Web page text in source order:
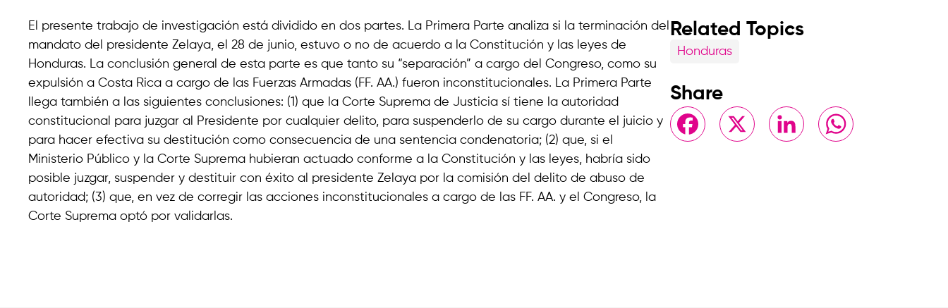
El presente trabajo de investigación está dividido en dos partes. La Primera Parte analiza si la terminación del
mandato del presidente Zelaya, el 28 de junio, estuvo o no de acuerdo a la Constitución y las leyes de
Honduras. La conclusión general de esta parte es que tanto su “separación” a cargo del Congreso, como su
expulsión a Costa Rica a cargo de las Fuerzas Armadas (FF. AA.) fueron inconstitucionales. La Primera Parte
llega también a las siguientes conclusiones: (1) que la Corte Suprema de Justicia sí tiene la autoridad
constitucional para juzgar al Presidente por cualquier delito, para suspenderlo de su cargo durante el juicio y
para hacer efectiva su destitución como consecuencia de una sentencia condenatoria; (2) que, si el
Ministerio Público y la Corte Suprema hubieran actuado conforme a la Constitución y las leyes, habría sido
posible juzgar, suspender y destituir con éxito al presidente Zelaya por la comisión del delito de abuso de
autoridad; (3) que, en vez de corregir las acciones inconstitucionales a cargo de las FF. AA. y el Congreso, la
Corte Suprema optó por validarlas.
Related Topics
Honduras
Share
FacebookX LinkedIn WhatsApp